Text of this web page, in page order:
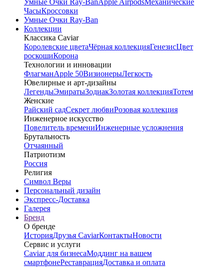
Умные Очки Ray-BanApple AirpodsМеханические
ЧасыКроссовки
Умные Очки Ray-Ban
Коллекции
Классика Caviar
Королевские цветаЧёрная коллекцияГенезисЦвет
роскошиКорона
Технологии и инновации
ФлагманApple 50ВизионерыЛегкость
Ювелирные и арт-дизайны
ЛегендыЭмиратыЗодиакЗолотая коллекцияТотем
Женские
Райский садСекрет любвиРозовая коллекция
Инженерное искусство
Повелитель времениИнженерные усложнения
Брутальность
Отчаянный
Патриотизм
Россия
Религия
Символ Веры
Персональный дизайн
Экспресс-Доставка
Галерея
Бренд
О бренде
ИсторияДрузья CaviarКонтактыНовости
Сервис и услуги
Caviar для бизнесаМоддинг на вашем
смартфонеРеставрацияДоставка и оплата